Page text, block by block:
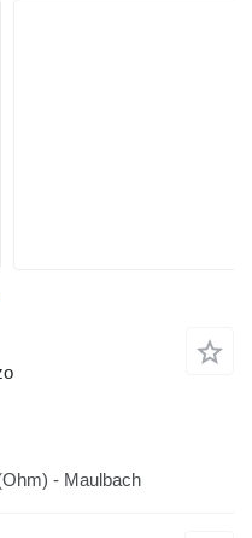
- Maulbach